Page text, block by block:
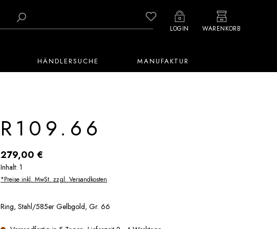
Du hast 0 Produkte auf dem
LOGIN WARENKORB
HÄNDLERSUCHE MANUFAKTUR
R109.66
Regulärer Preis:
279,00 €
Inhalt: 1
*Preise inkl. MwSt. zzgl. Versandkosten
Ring, Stahl/585er Gelbgold, Gr. 66